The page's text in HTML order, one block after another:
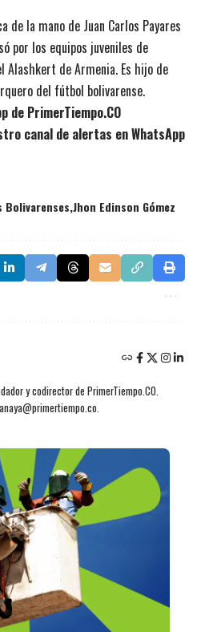
de la mano de Juan Carlos Payares
por los equipos juveniles de
Alashkert de Armenia. Es hijo de
del fútbol bolivarense.
de PrimerTiempo.CO
canal de alertas en WhatsApp
Jhon Edinson Gómez
y codirector de PrimerTiempo.CO.